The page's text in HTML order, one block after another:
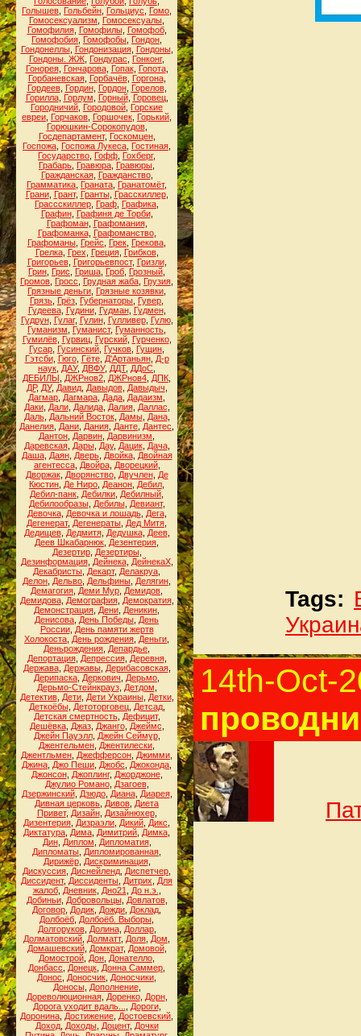
Голышев Гольбейн Гольциус Гомо
Гомосексуализм
Гомосексуалы
Гомофилия, Гомофилы, Гомофоб,
Гомофобия Гомофобы Гондон
Гондонеллы, Гондонизация, Гондоны,
Гондоны. ЖЖ Гондурас Гонконг,
Гонорея, Гончарова, Гопак, Гопота,
Горбаневская, Горбачёв, Горгона,
Гордеев, Гордин, Гордон, Горелов,
Горилла, Горлум Горный, Горовец,
Городничий Городовой Горские
евреи Горчаков Горшочек Горький
Горюшкин-Сорокопудов,
Госдепартамент, Госкомцен,
Госпожа Госпожа Лукеса Гостиная
Государство Гофф Гохберг,
Грабарь Гравюра Гравюры
Гражданская, Гражданство,
Грамматика Граната Гранатомёт,
Грани, Грант, Гранты, Грасскиллер,
Грассскиллер Граф Графика
Графин, Графиня де Торби,
Графоман, Графомания,
Графоманка, Графоманство,
Графоманы Грейс Грек Грекова
Грелка, Грех Греция, Грибков,
Григорьев, Григорьевпост, Гризли,
Грин Грис Гриша Гроб Грозный
Громов Гросс Грудная жаба Грузия
Грязные деньги Грязные козявки
Грязь Грёз Губернаторы Гувер
Гудеева, Гудини, Гудман, Гудмен,
Гудрун, Гулаг, Гулин, Гулливер, Гулю,
Гуманизм
Гуманист, Гуманность
Гумилёв, Гурвиц, Гурский, Гурченко,
Гусар Гусинский Гучков Гущин
Гэтсби, Гюго, Гёте, Д'Артаньян, Д-р
наук ДАУ, ДВФУ, ДДТ, ДДоС
ДЕБИЛЫ
ДЖРнов2 ДЖРнов4 ДПК
ДР, ДУ, Давид, Давыдов, Давыдыч
Дагмар Дагмара Дада Дадаизм
Даки, Дали, Далида, Далия, Даллас
Даль, Дальний Восток, Дамы, Дана,
Данелия Дани Дания Данте Дантес
Дантон Дарвин Дарвинизм
Даревская, Дары, Дау, Дацик, Дача,
Даша, Даян, Дверь, Двойка, Двойная
агентесса, Двойра, Дворецкий,
Дворжак, Дворянство, Двучлен, Де
Кюстин Де Ниро Деанон Дебил
Дебил-панк Дебилки Дебилный
Дебилообразы, Дебилы, Девиант,
Девочка, Девочка и лошадь, Дега,
Дегенерат, Дегенераты Дед Митя
Дедищев, Дедмитя, Дедушка, Деев,
Деев Шкабарнюк Дезентерия
Дезертир, Дезертиры,
Дезинформация, Дейнека, ДейнекаХ,
Декабристы Декарт, Делакруа
Делон Дельво Дельфины Делягин
Демагогия Деми Мур Демидов
Демидова, Демография, Демократия,
Демонстрация Дени Деникин
Денисова День Победы День
России, День памяти жертв
Холокоста День рождения Деньги
Деньрождения Депардье
Депортация, Депрессия, Деревня,
Держава, Державы, Дерибасовская,
Дерипаска Деркович Дерьмо
Дерьмо-Стейнкрауз, Детдом
Детектив, Дети, Дети Украины, Детки,
Деткоёбы, Детоторговец, Детсад,
Детская смертность, Дефицит,
Дешёвка, Джаз, Джанго, Джеймс
Джейн Пауэлл, Джейн Сеймур,
Джентельмен Джентилески
Джентльмен Джефферсон Джимми
Джина Джо Пеши Джобс Джоконда
Джонсон, Джоплинг, Джорджоне,
Джулио Романо, Дзагоев,
Дзержинский, Дзюдо, Диана, Диарея,
Дивная церковь Дивов Диета
Привет, Дизайн, Дизайнюхер,
Дизентерия Дизраэли Дикий Дикс
Диктатура Дима Димитрий Димка
Дин, Диплом Дипломатия,
Дипломаты Дипломированная
Дирижёр, Дискриминация,
Дискуссия Диснейленд Диспетчер
Диссидент, Диссиденты Дитрих
Для
жалоб, Дневник, Дно21 До н.э.
Добиньи, Добровольцы, Довлатов,
Договор Додик Дожди Доклад
Долбоёб Долбоёб. Выборы
Долгоруков, Долина, Доллар,
Долматовский Долматт, Доля Дом
Домашевский, Домкрат, Домовой,
Домострой Дон Донателло
Донбасс
Донецк Донна Саммер
Донос
Доносчик Доносчики
Доносы, Дополнение,
Дореволюционная, Доренко, Дорн,
Дорога уходит вдаль...
Дороги,
Доронина Достижение Достоевский
Доход, Доходы, Доцент, Дочки
Tags:
14th-Oct-